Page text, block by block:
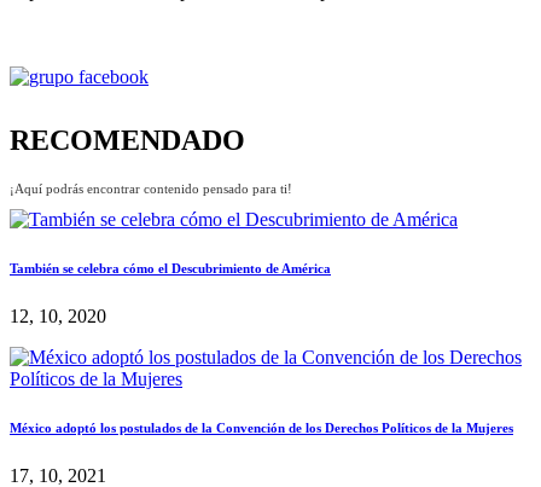
RECOMENDADO
¡Aquí podrás encontrar contenido pensado para ti!
También se celebra cómo el Descubrimiento de América
12, 10, 2020
México adoptó los postulados de la Convención de los Derechos Políticos de la Mujeres
17, 10, 2021